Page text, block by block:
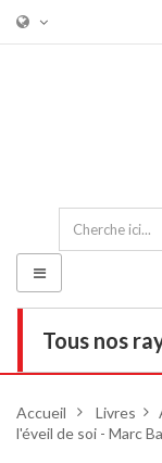
Tous nos
DVD
Basculer
la
navigation
Accueil > Livres >
l'éveil de soi - Marc